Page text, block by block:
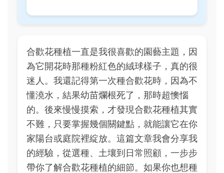
合歡花種植一直是我很喜歡的園藝主題，因
為它開花時那種粉紅色的絨球樣子，真的很
迷人。我還記得第一次種合歡花時，因為不
懂澆水，結果幼苗爛根死了，那時超懊惱
的。後來慢慢摸索，才發現合歡花種植其實
不難，只要掌握幾個關鍵點，就能讓它在你
家陽台或庭院裡綻放。這篇文章我會分享我
的經驗，從選種、土壤到日常照顧，一步步
帶你了解合歡花種植的細節。如果你也想種